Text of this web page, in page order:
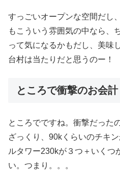
すっごいオープンな空間だし
もこういう雰囲気の中なら、
って気になるかもだし、美味
台村は当たりだと思うのー！
ところで衝撃のお会計
ところでですね。衝撃だった
ざっくり、90kくらいのチキ
ルタワー230kが３つ＋いくつ
い。つまり。。。